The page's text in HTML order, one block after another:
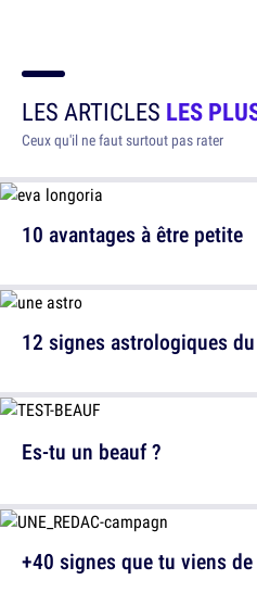
LES ARTICLES LES
Ceux qu'il ne faut surtout pas rater
10 avantages à être petite
12 signes astrologiques
Es-tu un beauf ?
+40 signes que tu viens